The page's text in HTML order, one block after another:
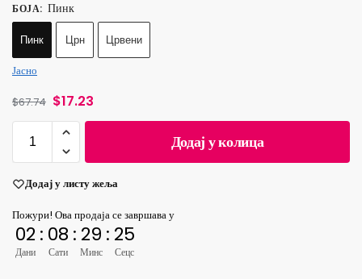
БОЈА: Пинк
Пинк Црн Црвени
Јасно
$67.74 $17.23
Додај у колица
Додај у листу жеља
Пожури! Ова продаја се завршава у
02
Дани
: 08
Сати
: 29
Минс
: 24
Сецс